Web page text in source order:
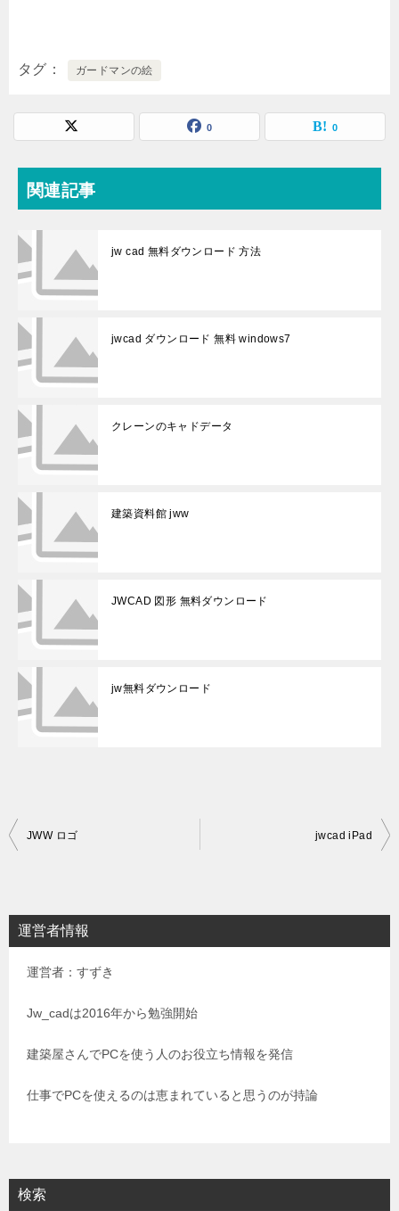
タグ ガードマンの絵
0 0
関連記事
jw cad 無料ダウンロード 方法
jwcad ダウンロード 無料 windows7
クレーンのキャドデータ
建築資料館 jww
JWCAD 図形 無料ダウンロード
jw無料ダウンロード
投
ビ
ゲ
JWW ロゴ jwcad iPad
運営者情報
運営者：すずき
Jw_cadは2016年から勉強開始
建築屋さんでPCを使う人のお役立ち情報を発信
仕事でPCを使えるのは恵まれていると思うのが持論
検索